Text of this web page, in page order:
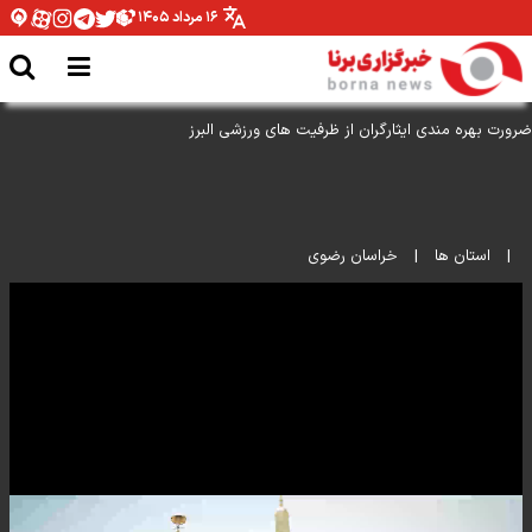
۱۶ مرداد ۱۴۰۵
| استان ها | خراسان رضوی